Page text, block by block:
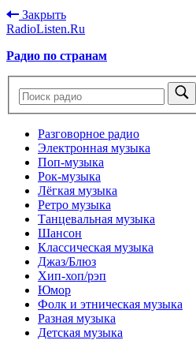
Закрыть
RadioListen.Ru
Радио по странам
Разговорное радио
Электронная музыка
Поп-музыка
Рок-музыка
Лёгкая музыка
Ретро музыка
Танцевальная музыка
Шансон
Классическая музыка
Джаз/Блюз
Хип-хоп/рэп
Юмор
Фолк и этническая музыка
Разная музыка
Детская музыка